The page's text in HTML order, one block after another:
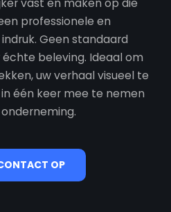
vast en maken op die
professionele en
Geen standaard
beleving. Ideaal om
uw verhaal visueel te
één keer mee te nemen
OP